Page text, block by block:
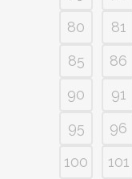
80
81
85
86
90
91
95
96
100
101